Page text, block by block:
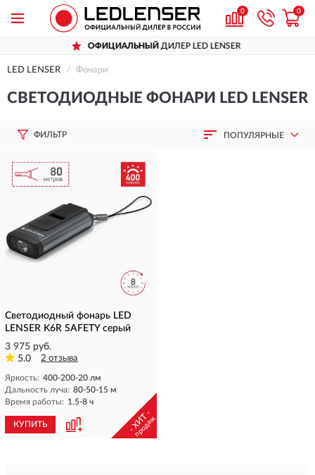
0 0
ОФИЦИАЛЬНЫЙДИЛЕР LED LENSER
LED LENSER Фонари
СВЕТОДИОДНЫЕ ФОНАРИ LED LENSER
ФИЛЬТР ПОПУЛЯРНЫЕ
Светодиодный фонарь LED
LENSER K6R SAFETY серый
3 975 руб.
5.0
2 отзыва
Яркость: 400-200-20 лм
Дальность луча: 80-50-15 м
Время работы: 1.5-8 ч
КУПИТЬ - ХИТ -
продаж